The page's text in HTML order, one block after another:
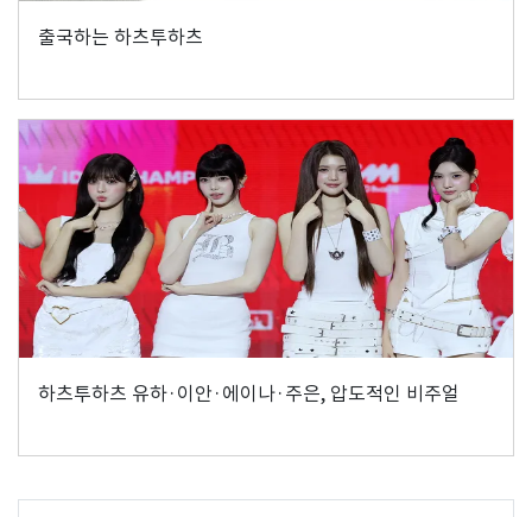
출국하는 하츠투하츠
하츠투하츠 유하·이안·에이나·주은, 압도적인 비주얼